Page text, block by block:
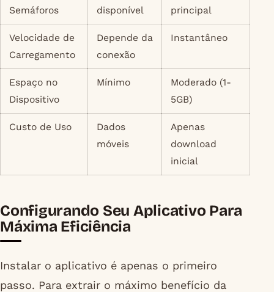
Semáforos
disponível
principal
Velocidade de
Carregamento
Depende da
conexão
Instantâneo
Espaço no
Dispositivo
Mínimo
Moderado (1-
5GB)
Custo de Uso
Dados
móveis
Apenas
download
inicial
Configurando Seu Aplicativo Para
Máxima Eficiência
Instalar o aplicativo é apenas o primeiro
passo. Para extrair o máximo benefício da